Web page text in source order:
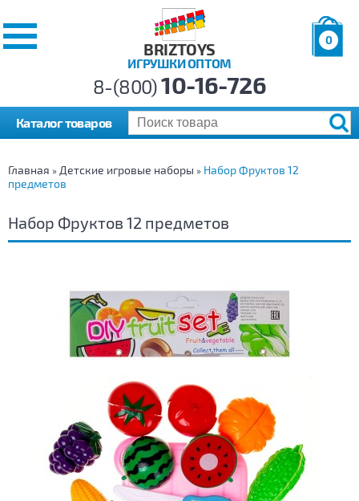
BRIZTOYS
ИГРУШКИ ОПТОМ
0
р.
8-(800)10-16-726
Каталог товаров
Главная » Детские игровые наборы » Набор Фруктов 12
предметов
Набор Фруктов 12 предметов